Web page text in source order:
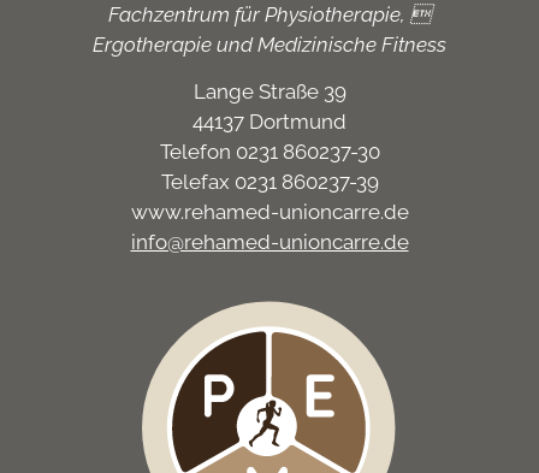
Fachzentrum für Physiotherapie, 
Ergotherapie und Medizinische Fitness
Lange Straße 39
44137 Dortmund
Telefon 0231 860237-30
Telefax 0231 860237-39
www.rehamed-unioncarre.de
info@rehamed-unioncarre.de